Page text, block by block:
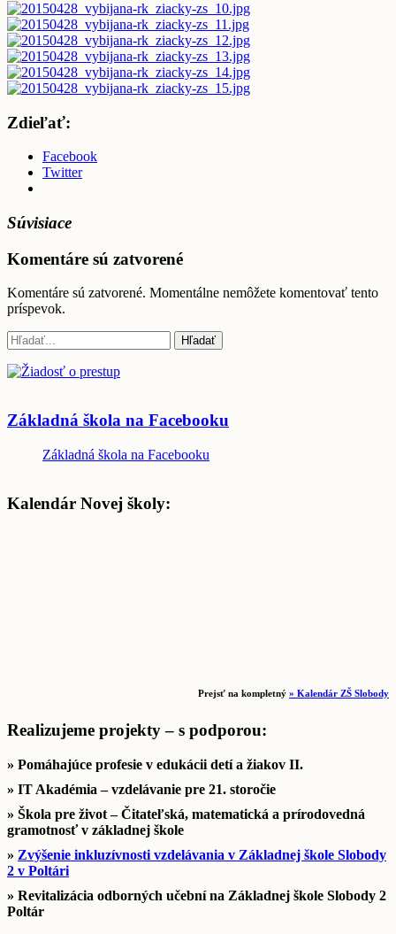
Zdieľať:
Facebook
Twitter
Súvisiace
Komentáre sú zatvorené
Komentáre sú zatvorené. Momentálne nemôžete komentovať tento
príspevok.
Základná škola na Facebooku
Základná škola na Facebooku
Kalendár Novej školy:
Prejsť na kompletný » Kalendár ZŠ Slobody
Realizujeme projekty – s podporou:
» Pomáhajúce profesie v edukácii detí a žiakov II.
» IT Akadémia – vzdelávanie pre 21. storočie
» Škola pre život – Čitateľská, matematická a prírodovedná
gramotnosť v základnej škole
» Zvýšenie inkluzívnosti vzdelávania v Základnej škole Slobody
2 v Poltári
» Revitalizácia odborných učební na Základnej škole Slobody 2
Poltár